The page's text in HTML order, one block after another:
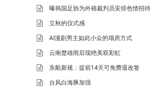
曝韩国足协为外籍裁判员安排色情招待
立秋的仪式感
AI漫剧男主如此小众的塌房方式
云南楚雄雨后现绝美双彩虹
东航新规：提前14天可免费退改签
台风白海豚加强